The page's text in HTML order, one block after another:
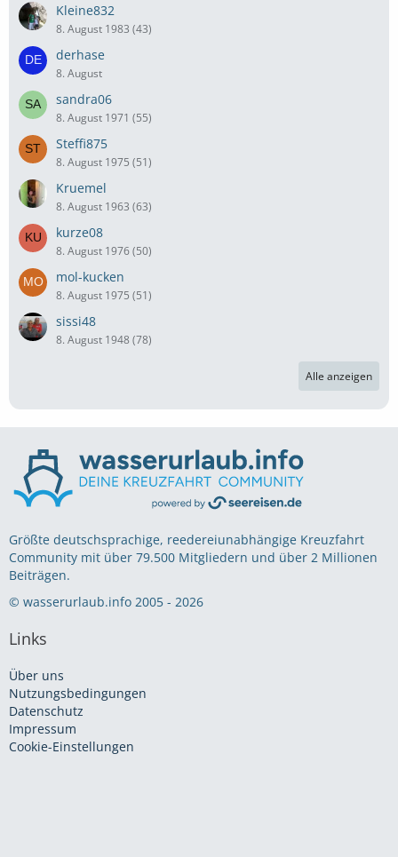
Kleine832
8. August 1983 (43)
derhase
8. August
sandra06
8. August 1971 (55)
Steffi875
8. August 1975 (51)
Kruemel
8. August 1963 (63)
kurze08
8. August 1976 (50)
mol-kucken
8. August 1975 (51)
sissi48
8. August 1948 (78)
Alle anzeigen
Größte deutschsprachige, reedereiunabhängige Kreuzfahrt
Community mit über 79.500 Mitgliedern und über 2 Millionen
Beiträgen.
© wasserurlaub.info 2005 - 2026
Links
Über uns
Nutzungsbedingungen
Datenschutz
Impressum
Cookie-Einstellungen